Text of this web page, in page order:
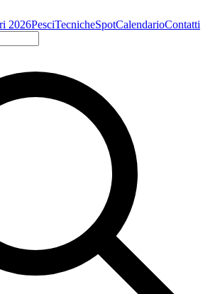
2026PesciTecnicheSpotCalendarioContatti